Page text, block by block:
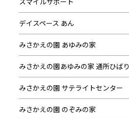
デイスペース あん
みさかえの園 あゆみの家
みさかえの園あゆみの家 通所ひばり
みさかえの園 サテライトセンター
みさかえの園 のぞみの家